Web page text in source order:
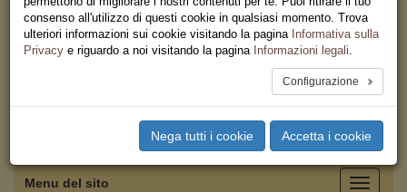
Area Stampa
Privacy
Coordinamento Provinciale
USB Salerno
Toggle
Menu del sito
consenso all'utilizzo di questi cookie in qualsiasi momento. Trova
ulteriori informazioni sui cookie visitando la pagina Informativa sulla
Privacy e riguardo a noi visitando la pagina Informazioni legali.
Configurazione
Nega tutti i cookie Accetta i cookie